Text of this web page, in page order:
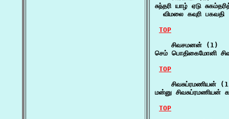
சுந்தரி யாழ் ஏடு
விமலை கவுரி
TOP
    சிவசமனன் (1)
செம் பொதிகைமோனி
TOP
சிவசுப்ரமணியன்
மன்னு சிவசுப்ரமணியன்
TOP